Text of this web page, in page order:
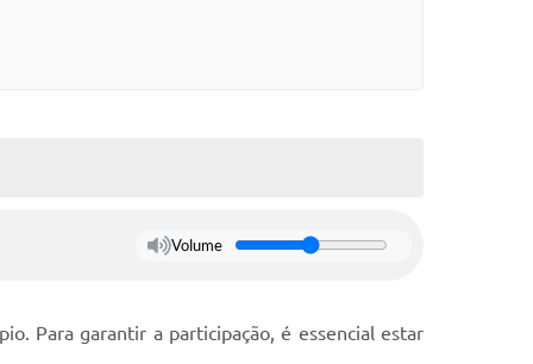
Volume
Para garantir a participação, é essencial estar